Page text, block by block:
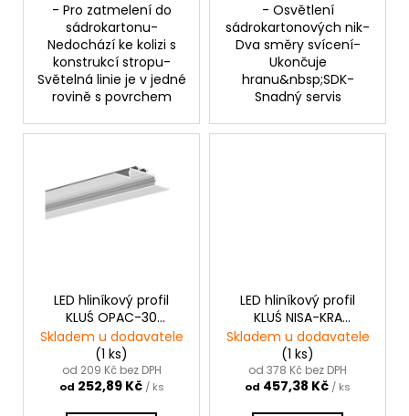
- Pro zatmelení do
sádrokartonu-
Nedochází ke kolizi s
konstrukcí stropu-
Světelná linie je v jedné
rovině s povrchem
- Osvětlení
sádrokartonových nik-
Dva směry svícení-
Ukončuje
hranu&nbsp;SDK-
Snadný servis
LED hliníkový profil
KLUŚ OPAC-30
|stříbrná anoda
Skladem u dodavatele
(1 ks)
od 209 Kč bez DPH
od 252,89 Kč / ks
LED hliníkový profil
KLUŚ NISA-KRA
|neanodizovaná
Skladem u dodavatele
(1 ks)
od 378 Kč bez DPH
od 457,38 Kč / ks